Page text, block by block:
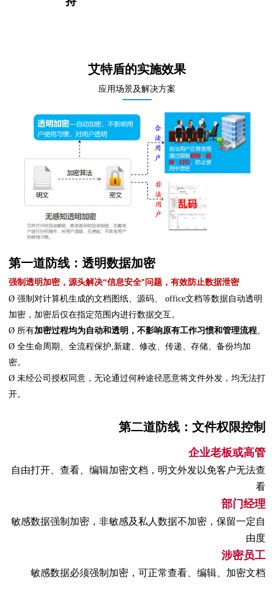
艾特盾的实施效果
应用场景及解决方案
第一道防线：透明数据加密
强制透明加密，源头解决“信息安全"问题，有效防止数据泄密
Ø 强制对计算机生成的文档图纸、源码、 office文档等数据自动透明
加密，加密后仅在指定范围内进行数据交互。
Ø 所有加密过程均为自动和透明，不影响原有工作习惯和管理流程。
Ø 全生命周期、全流程保护,新建、修改、传递、存储、备份均加
密。
Ø 未经公司授权同意，无论通过何种途径恶意将文件外发，均无法打
开。
第二道防线：文件权限控制
企业老板或高管
自由打开、查看、编辑加密文档，明文外发以免客户无法查
看
部门经理
敏感数据强制加密，非敏感及私人数据不加密，保留一定自
由度
涉密员工
敏感数据必须强制加密，可正常查看、编辑、加密文档